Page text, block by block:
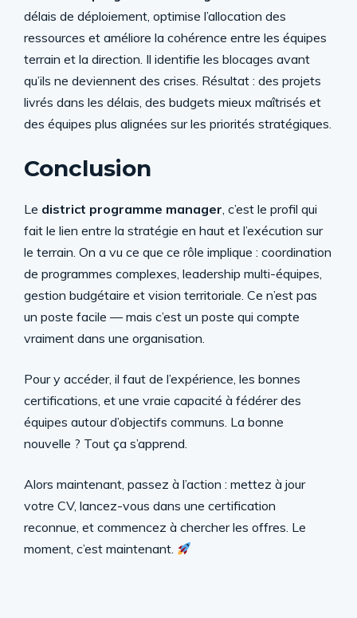
délais de déploiement, optimise l’allocation des
ressources et améliore la cohérence entre les équipes
terrain et la direction. Il identifie les blocages avant
qu’ils ne deviennent des crises. Résultat : des projets
livrés dans les délais, des budgets mieux maîtrisés et
des équipes plus alignées sur les priorités stratégiques.
Conclusion
Le district programme manager, c’est le profil qui
fait le lien entre la stratégie en haut et l’exécution sur
le terrain. On a vu ce que ce rôle implique : coordination
de programmes complexes, leadership multi-équipes,
gestion budgétaire et vision territoriale. Ce n’est pas
un poste facile — mais c’est un poste qui compte
vraiment dans une organisation.
Pour y accéder, il faut de l’expérience, les bonnes
certifications, et une vraie capacité à fédérer des
équipes autour d’objectifs communs. La bonne
nouvelle ? Tout ça s’apprend.
Alors maintenant, passez à l’action : mettez à jour
votre CV, lancez-vous dans une certification
reconnue, et commencez à chercher les offres. Le
moment, c’est maintenant.